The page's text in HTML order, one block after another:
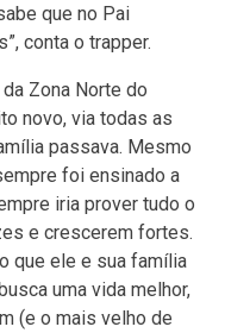
que no Pai
conta o trapper.
Zona Norte do
novo, via todas as
passava. Mesmo
foi ensinado a
iria prover tudo o
e crescerem fortes.
que ele e sua família
uma vida melhor,
(e o mais velho de